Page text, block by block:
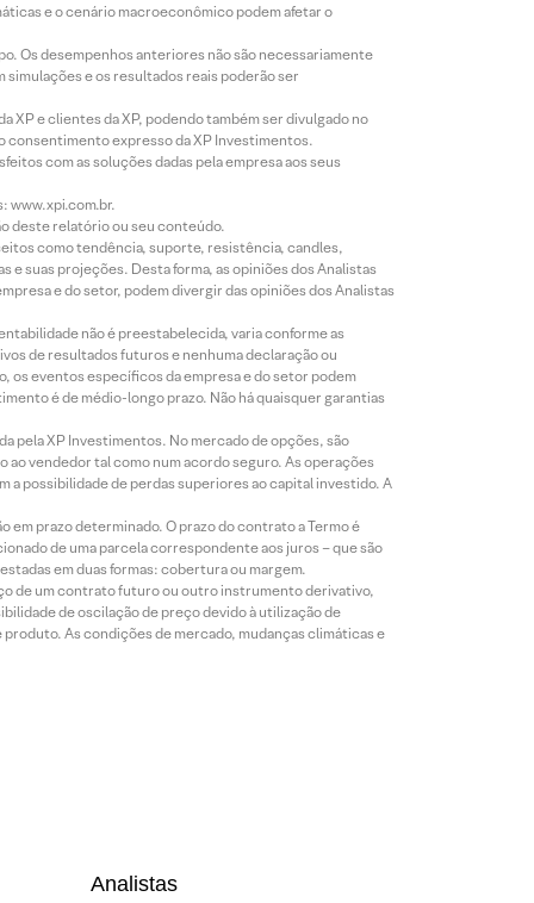
e o cenário macroeconômico podem afetar o
Os desempenhos anteriores não são necessariamente
e os resultados reais poderão ser
e clientes da XP, podendo também ser divulgado no
consentimento expresso da XP Investimentos.
com as soluções dadas pela empresa aos seus
www.xpi.com.br.
deste relatório ou seu conteúdo.
como tendência, suporte, resistência, candles,
e suas projeções. Desta forma, as opiniões dos Analistas
e do setor, podem divergir das opiniões dos Analistas
não é preestabelecida, varia conforme as
de resultados futuros e nenhuma declaração ou
os eventos específicos da empresa e do setor podem
é de médio-longo prazo. Não há quaisquer garantias
pela XP Investimentos. No mercado de opções, são
vendedor tal como num acordo seguro. As operações
possibilidade de perdas superiores ao capital investido. A
em prazo determinado. O prazo do contrato a Termo é
de uma parcela correspondente aos juros – que são
em duas formas: cobertura ou margem.
de um contrato futuro ou outro instrumento derivativo,
de oscilação de preço devido à utilização de
As condições de mercado, mudanças climáticas e
Analistas